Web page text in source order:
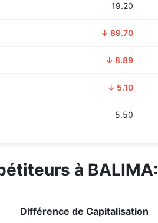
19.20
↓ 89.70
↓ 8.89
↓ 5.10
5.50
à BALIMA:
Différence de Capitalisation